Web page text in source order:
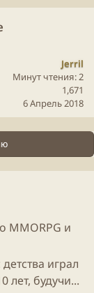
время
на
Между тем,
найти и
жестоких
Jerril
Минут чтения: 2
1,671
6 Апрель 2018
MMORPG и
играл
лет, будучи...